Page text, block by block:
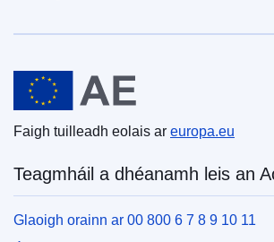
An tAontas Eorpach
Faigh tuilleadh eolais ar europa.eu
Teagmháil a dhéanamh leis an
Glaoigh orainn ar 00 800 6 7 8 9 10 11